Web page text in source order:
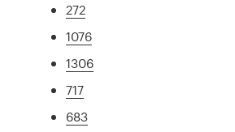
272
1076
1306
717
683